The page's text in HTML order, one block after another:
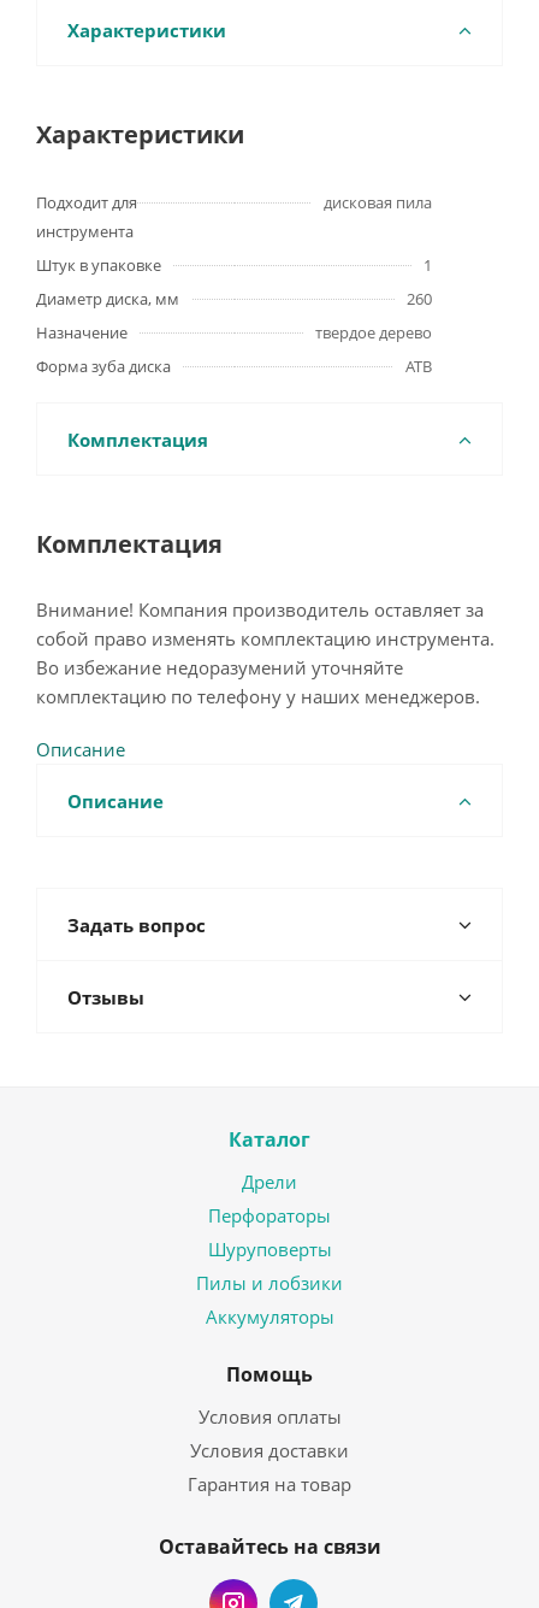
Характеристики
Характеристики
Подходит для
инструмента
дисковая пила
Штук в упаковке
1
Диаметр диска, мм
260
Назначение
твердое дерево
Форма зуба диска
ATB
Комплектация
Комплектация
Внимание! Компания производитель оставляет за
собой право изменять комплектацию инструмента.
Во избежание недоразумений уточняйте
комплектацию по телефону у наших менеджеров.
Описание
Описание
Задать вопрос
Отзывы
Каталог
Дрели
Перфораторы
Шуруповерты
Пилы и лобзики
Аккумуляторы
Помощь
Условия оплаты
Условия доставки
Гарантия на товар
Оставайтесь на связи